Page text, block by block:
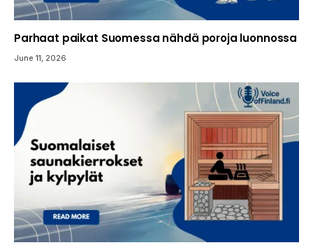
Parhaat paikat Suomessa nähdä poroja luonnossa
June 11, 2026